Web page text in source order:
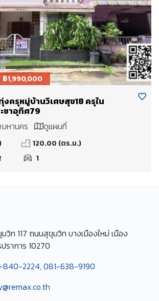
20
฿1,990,000
งครุหมู่บ้านวิเศษสุข18 ครุใน
ชาอุทิศ79
หานคร
ดูแผนที่
120.00 (ตร.ม.)
1
วิท 117 ถนนสุขุมวิท บางเมืองใหม่ เมือง
ราการ 10270
2224, 081-638-9190